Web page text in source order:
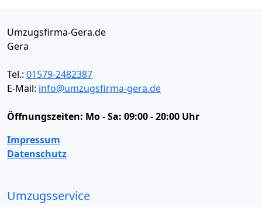
Umzugsfirma-Gera.de
Gera
Tel.: 01579-2482387
E-Mail: info@umzugsfirma-gera.de
Öffnungszeiten: Mo - Sa: 09:00 - 20:00 Uhr
Impressum
Datenschutz
Umzugsservice